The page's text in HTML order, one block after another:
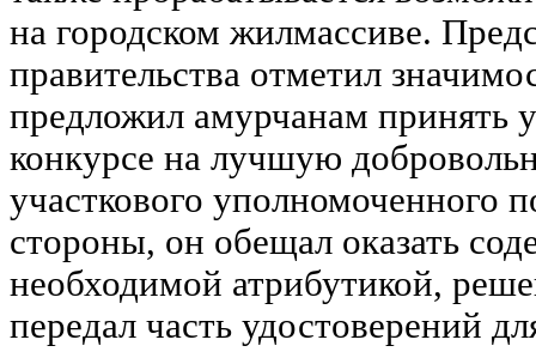
на городском жилмассиве.
правительства отметил
предложил амурчанам принять
конкурсе на лучшую
участкового уполномоченного
стороны, он обещал оказать
необходимой атрибутикой,
передал часть удостоверений